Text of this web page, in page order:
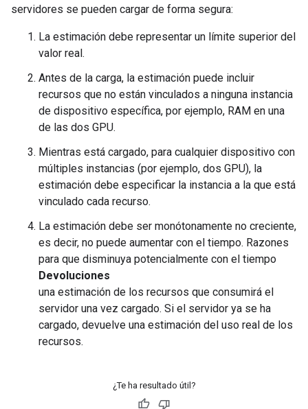
servidores se pueden cargar de forma segura:
La estimación debe representar un límite superior del
valor real.
Antes de la carga, la estimación puede incluir
recursos que no están vinculados a ninguna instancia
de dispositivo específica, por ejemplo, RAM en una
de las dos GPU.
Mientras está cargado, para cualquier dispositivo con
múltiples instancias (por ejemplo, dos GPU), la
estimación debe especificar la instancia a la que está
vinculado cada recurso.
La estimación debe ser monótonamente no creciente,
es decir, no puede aumentar con el tiempo. Razones
para que disminuya potencialmente con el tiempo
Devoluciones
una estimación de los recursos que consumirá el
servidor una vez cargado. Si el servidor ya se ha
cargado, devuelve una estimación del uso real de los
recursos.
¿Te ha resultado útil?